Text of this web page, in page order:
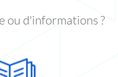
ou d'informations ?